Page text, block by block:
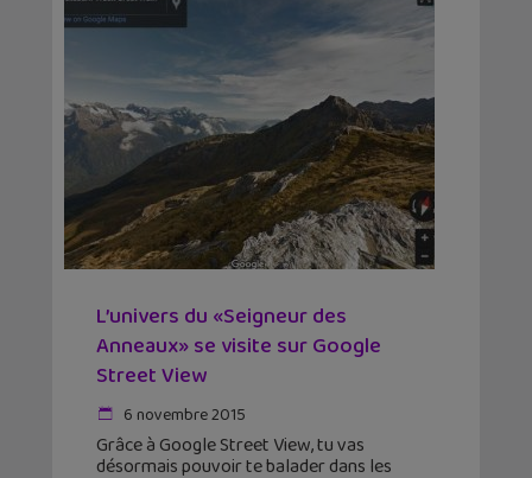
L’univers du «Seigneur des
Anneaux» se visite sur Google
Street View
6 novembre 2015
Grâce à Google Street View, tu vas
désormais pouvoir te balader dans les